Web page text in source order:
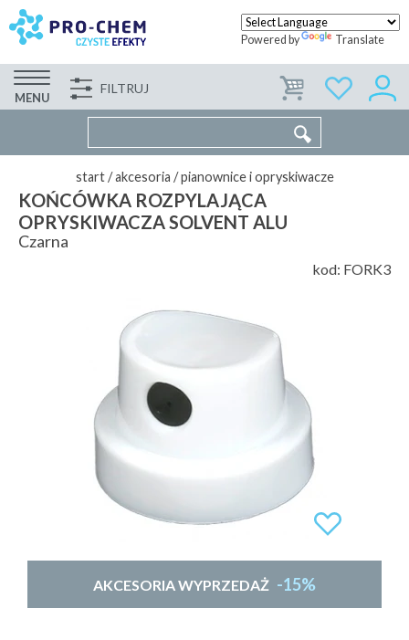
Powered by Translate
MENU
FILTRUJ WSPÓŁPRACA KONTAKT
start / akcesoria / pianownice i opryskiwacze
KOŃCÓWKA ROZPYLAJĄCA
OPRYSKIWACZA SOLVENT ALU
Czarna
kod: FORK3
AKCESORIA WYPRZEDAŻ -15%